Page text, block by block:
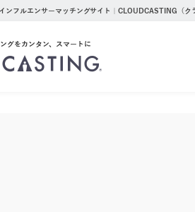
ンフルエンサーマッチングサイト｜CLOUDCASTING（ク
グをカンタン、スマートに